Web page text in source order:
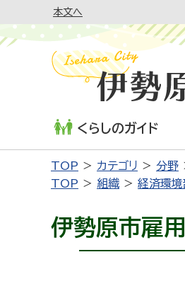
本文へ
くらしのガイド
TOP カテゴリ 分野
TOP
組織 経済環境
伊勢原市雇